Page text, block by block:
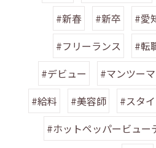
#新春
#新卒 #愛
#フリーランス
#転
#デビュー
#マンツー
#給料
#美容師 #スタ
#ホットペッパービュー